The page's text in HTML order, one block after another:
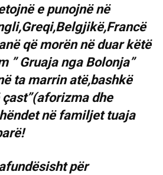
e punojnë në
që morën në duar këtë
” Gruaja nga Bolonja”
ta marrin atë,bashkë
dhe
në familjet tuaja
për